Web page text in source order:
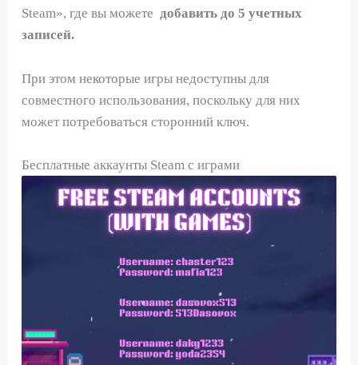
Steam», где вы можете добавить до 5 учетных
записей.
При этом некоторые игры недоступны для
совместного использования, поскольку для них
может потребоваться сторонний ключ.
Бесплатные аккаунты Steam с играми